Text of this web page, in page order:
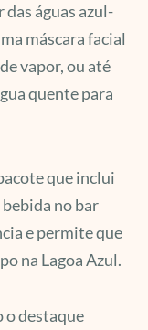
águas azul-
máscara facial
vapor, ou até
quente para
que inclui
no bar
e permite que
na Lagoa Azul.
o destaque